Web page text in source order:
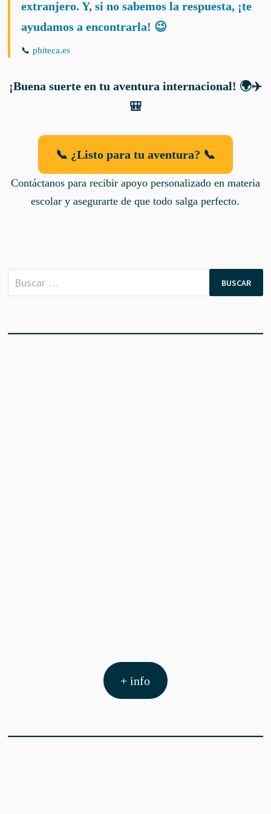
extranjero. Y, si no sabemos la respuesta, ¡te
ayudamos a encontrarla! 😉
📞phiteca.es
¡Buena suerte en tu aventura internacional! 🌍✈️
🎒
📞 ¿Listo para tu aventura? 📞
Contáctanos para recibir apoyo personalizado en materia
escolar y asegurarte de que todo salga perfecto.
Buscar:
+ info